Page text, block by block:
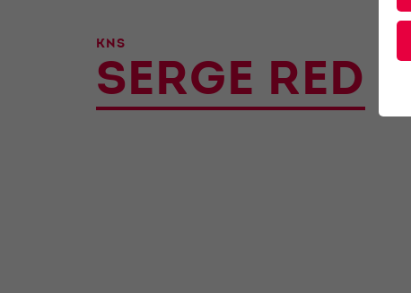
KNS
SERGE RED